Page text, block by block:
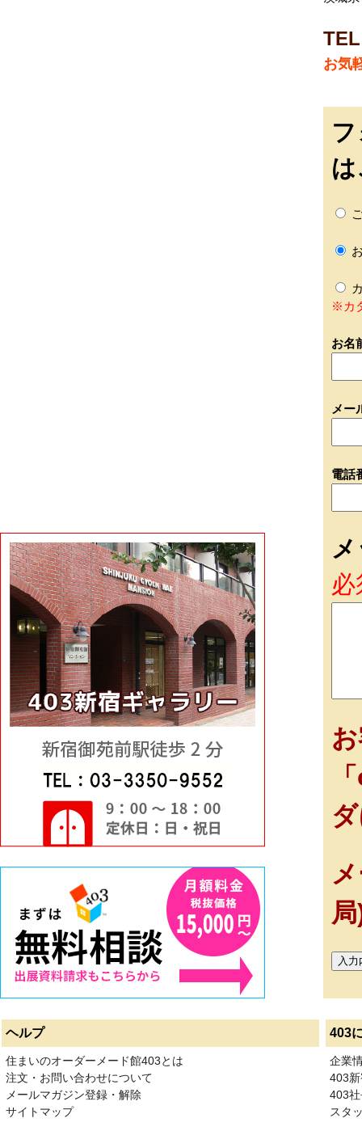
お気
※カ
お名
メー
電話
必
ヘルプ 403
住まいのオーダーメード館403とは
注文・お問い合わせについて
メールマガジン登録・解除
サイトマップ
企業
403
403
スタ